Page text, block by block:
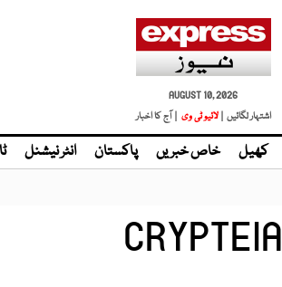
AUGUST 10, 2026
اشتہار لگائیں |
| آج کا اخبار
کھیل خاص خبریں پاکستان انٹر نیشنل
CRYPTEIA